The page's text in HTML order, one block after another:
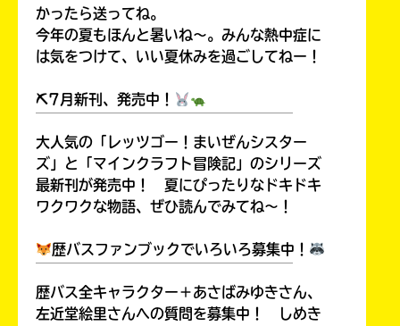
かったら送ってね。
今年の夏もほんと暑いね～。みんな熱中症に
は気をつけて、いい夏休みを過ごしてねー！
⛏7月新刊、発売中！
大人気の「レッツゴー！まいぜんシスター
ズ」と「マインクラフト冒険記」のシリーズ
最新刊が発売中！ 夏にぴったりなドキドキ
ワクワクな物語、ぜひ読んでみてね～！
歴バスファンブックでいろいろ募集中！
歴バス全キャラクター＋あさばみゆきさん、
左近堂絵里さんへの質問を募集中！ しめき